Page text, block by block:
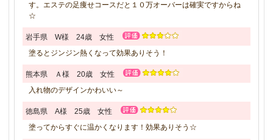
す。エステの足痩せコースだと１０万オーバーは確実ですからね
☆
岩手県 W様 24歳 女性
塗るとジンジン熱くなって効果ありそう！
熊本県 Ａ様 20歳 女性
入れ物のデザインかわいい～
徳島県 A様 25歳 女性
塗ってからすぐに温かくなります！効果ありそう☆